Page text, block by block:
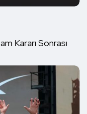
Kararı Sonrası